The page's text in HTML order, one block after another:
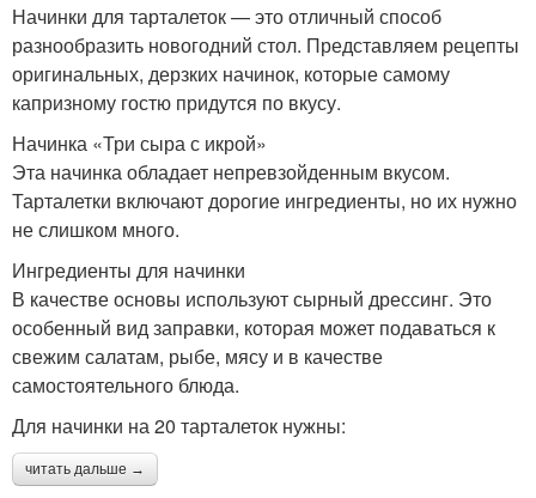
Начинки для тарталеток — это отличный способ
разнообразить новогодний стол. Представляем рецепты
оригинальных, дерзких начинок, которые самому
капризному гостю придутся по вкусу.
Начинка «Три сыра с икрой»
Эта начинка обладает непревзойденным вкусом.
Тарталетки включают дорогие ингредиенты, но их нужно
не слишком много.
Ингредиенты для начинки
В качестве основы используют сырный дрессинг. Это
особенный вид заправки, которая может подаваться к
свежим салатам, рыбе, мясу и в качестве
самостоятельного блюда.
Для начинки на 20 тарталеток нужны:
читать дальше →